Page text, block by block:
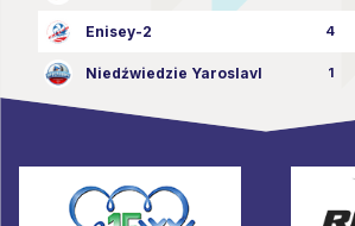
Enisey-2 4
Niedźwiedzie Yaroslavl 1